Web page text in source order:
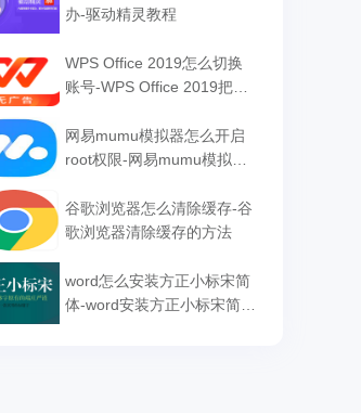
办-驱动精灵教程
WPS Office 2019怎么切换
账号-WPS Office 2019把切
网易mumu模拟器怎么开启
root权限-网易mumu模拟器
谷歌浏览器怎么清除缓存-谷
歌浏览器清除缓存的方法
word怎么安装方正小标宋简
体-word安装方正小标宋简体